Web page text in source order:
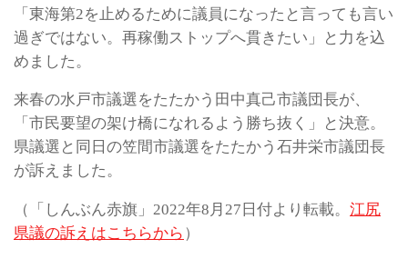
「東海第2を止めるために議員になったと言っても言い
過ぎではない。再稼働ストップへ貫きたい」と力を込
めました。
来春の水戸市議選をたたかう田中真己市議団長が、
「市民要望の架け橋になれるよう勝ち抜く」と決意。
県議選と同日の笠間市議選をたたかう石井栄市議団長
が訴えました。
（「しんぶん赤旗」2022年8月27日付より転載。 江尻
県議の訴えはこちらから ）